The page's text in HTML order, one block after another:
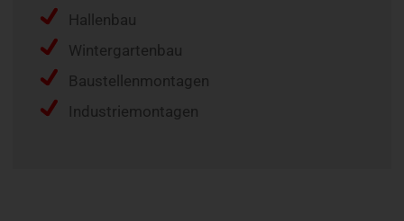
Hallenbau
Wintergartenbau
Baustellenmontagen
Industriemontagen